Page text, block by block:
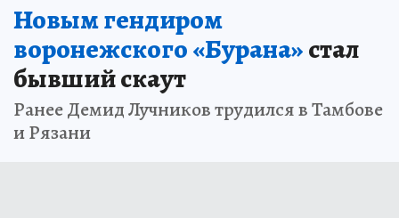
Новым гендиром
воронежского «Бурана»стал
бывший скаут
Ранее Демид Лучников трудился в Тамбове
и Рязани